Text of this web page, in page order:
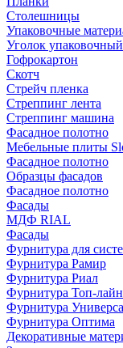
Столешницы
Упаковочные
Уголок упаковочный
Гофрокартон
Скотч
Стрейч пленка
Стреппинг лента
Стреппинг машина
Фасадное полотно
Мебельные плиты
Фасадное полотно
Образцы фасадов
Фасадное полотно
Фасады
МДФ RIAL
Фасады
Фурнитура для
Фурнитура Рамир
Фурнитура Риал
Фурнитура Топ-лайн
Фурнитура
Фурнитура Оптима
Декоративные